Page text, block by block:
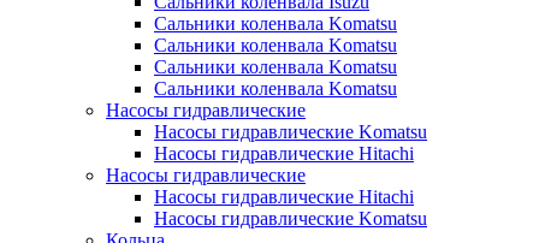
Сальники коленвала Komatsu
Сальники коленвала Komatsu
Сальники коленвала Komatsu
Сальники коленвала Komatsu
Насосы гидравлические
Насосы гидравлические Komatsu
Насосы гидравлические Hitachi
Насосы гидравлические
Насосы гидравлические Hitachi
Насосы гидравлические Komatsu